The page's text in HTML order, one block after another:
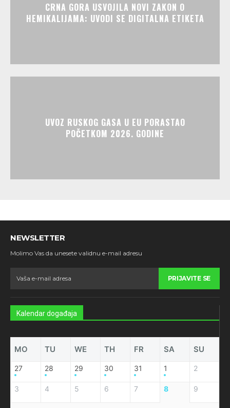
CRNA GORA USVOJILA NOVI ZAKON O
HEMIKALIJAMA: UVODI SE DIGITALNA ETIKETA
UVOZ RUSKOG GASA U EU PORASTAO
POČETKOM 2026. GODINE
NEWSLETTER
Molimo Vas da unesete validnu e-mail adresu
PRIJAVITE SE
Kalendar događaja
MO TU WE TH FR SA SU
27 28 29 30 31 1 2
3 4 5 6 7 8 9